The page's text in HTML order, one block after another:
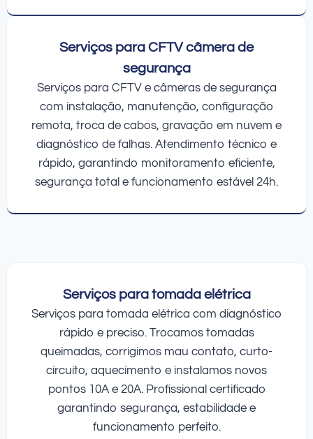
Serviços para CFTV câmera de
segurança
Serviços para CFTV e câmeras de segurança
com instalação, manutenção, configuração
remota, troca de cabos, gravação em nuvem e
diagnóstico de falhas. Atendimento técnico e
rápido, garantindo monitoramento eficiente,
segurança total e funcionamento estável 24h.
Serviços para tomada elétrica
Serviços para tomada elétrica com diagnóstico
rápido e preciso. Trocamos tomadas
queimadas, corrigimos mau contato, curto-
circuito, aquecimento e instalamos novos
pontos 10A e 20A. Profissional certificado
garantindo segurança, estabilidade e
funcionamento perfeito.